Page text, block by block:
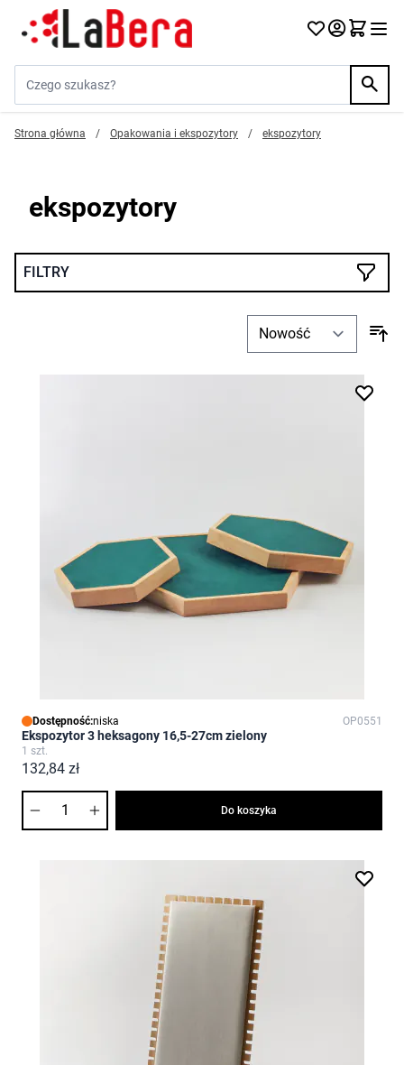
Przejdź do treści
Strona główna / Opakowania i ekspozytory / ekspozytory
ekspozytory
FILTRY
Dostępność:niska OP0551
Ekspozytor 3 heksagony 16,5-27cm zielony
1 szt.
132,84 zł
Do koszyka